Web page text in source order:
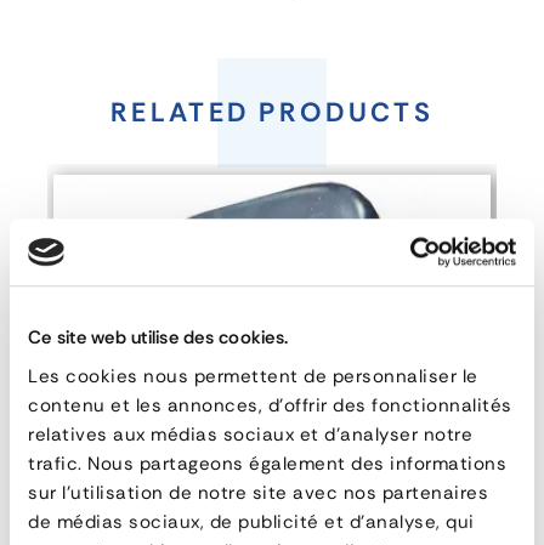
Ce site web utilise des cookies.
Les cookies nous permettent de personnaliser le
contenu et les annonces, d'offrir des fonctionnalités
relatives aux médias sociaux et d'analyser notre
trafic. Nous partageons également des informations
sur l'utilisation de notre site avec nos partenaires
de médias sociaux, de publicité et d'analyse, qui
FEATURES
hauteur90 mm
110 mm
materialSteel
poids0,72 kg
profondeur60 mm
RELATED PRODUCTS